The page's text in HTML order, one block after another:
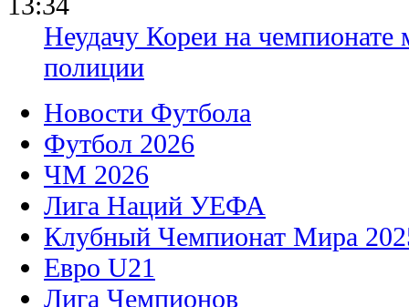
Неудачу Кореи на
полиции
Новости Футбола
Футбол 2026
ЧМ 2026
Лига Наций УЕФА
Клубный Чемпионат Мира
Евро U21
Лига Чемпионов